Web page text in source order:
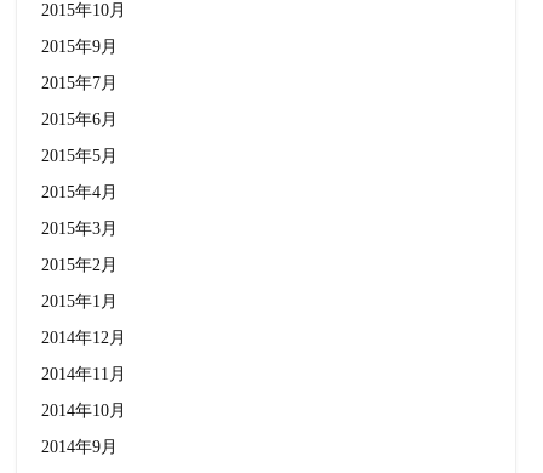
2015年10月
2015年9月
2015年7月
2015年6月
2015年5月
2015年4月
2015年3月
2015年2月
2015年1月
2014年12月
2014年11月
2014年10月
2014年9月